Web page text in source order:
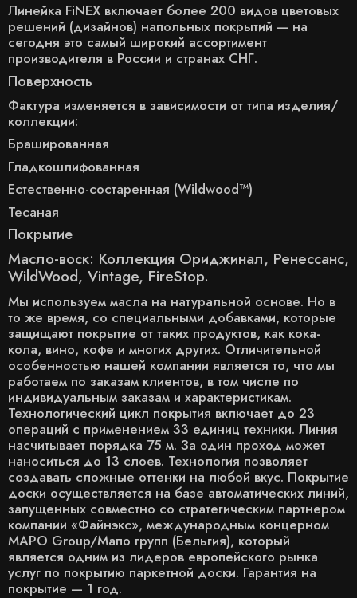
Линейка FiNEX включает более 200 видов цветовых
решений (дизайнов) напольных покрытий — на
сегодня это самый широкий ассортимент
производителя в России и странах СНГ.
Поверхность
Фактура изменяется в зависимости от типа изделия/
коллекции:
Брашированная
Гладкошлифованная
Естественно-состаренная (Wildwood™)
Тесаная
Покрытие
Масло-воск: Коллекция Ориджинал, Ренессанс,
WildWood, Vintage, FireStop.
Мы используем масла на натуральной основе. Но в
то же время, со специальными добавками, которые
защищают покрытие от таких продуктов, как кока-
кола, вино, кофе и многих других. Отличительной
особенностью нашей компании является то, что мы
работаем по заказам клиентов, в том числе по
индивидуальным заказам и характеристикам.
Технологический цикл покрытия включает до 23
операций с применением 33 единиц техники. Линия
насчитывает порядка 75 м. За один проход может
наноситься до 13 слоев. Технология позволяет
создавать сложные оттенки на любой вкус. Покрытие
доски осуществляется на базе автоматических линий,
запущенных совместно со стратегическим партнером
компании «Файнэкс», международным концерном
MAPO Group/Мапо групп (Бельгия), который
является одним из лидеров европейского рынка
услуг по покрытию паркетной доски. Гарантия на
покрытие — 1 год.